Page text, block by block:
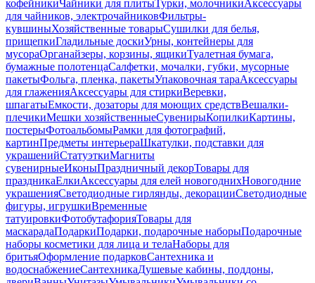
кофейникиЧайники для плитыТурки, молочникиАксессуары
для чайников, электрочайниковФильтры-
кувшиныХозяйственные товарыСушилки для белья,
прищепкиГладильные доскиУрны, контейнеры для
мусораОрганайзеры, корзины, ящикиТуалетная бумага,
бумажные полотенцаСалфетки, мочалки, губки, мусорные
пакетыФольга, пленка, пакетыУпаковочная тараАксессуары
для глаженияАксессуары для стиркиВеревки,
шпагатыЕмкости, дозаторы для моющих средствВешалки-
плечикиМешки хозяйственныеСувенирыКопилкиКартины,
постерыФотоальбомыРамки для фотографий,
картинПредметы интерьераШкатулки, подставки для
украшенийСтатуэткиМагниты
сувенирныеИконыПраздничный декорТовары для
праздникаЕлкиАксессуары для елей новогоднихНовогодние
украшенияСветодиодные гирлянды, декорацииСветодиодные
фигуры, игрушкиВременные
татуировкиФотобутафорияТовары для
маскарадаПодаркиПодарки, подарочные наборыПодарочные
наборы косметики для лица и телаНаборы для
бритьяОформление подарковСантехника и
водоснабжениеСантехникаДушевые кабины, поддоны,